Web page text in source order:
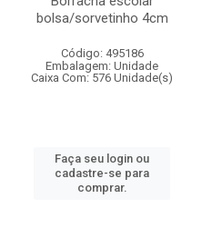
bolsa/sorvetinho 4cm
Código: 495186
Embalagem: Unidade
Caixa Com: 576 Unidade(s)
Faça seu login ou
cadastre-se para
comprar.